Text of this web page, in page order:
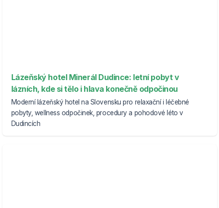
Lázeňský hotel Minerál Dudince: letní pobyt v
lázních, kde si tělo i hlava konečně odpočinou
Moderní lázeňský hotel na Slovensku pro relaxační i léčebné
pobyty, wellness odpočinek, procedury a pohodové léto v
Dudincích